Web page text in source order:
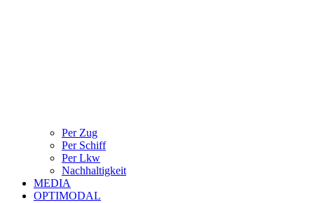
Per Zug
Per Schiff
Per Lkw
Nachhaltigkeit
MEDIA
OPTIMODAL